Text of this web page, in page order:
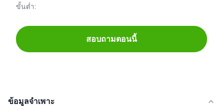
ขั้นต่ำ:
สอบถามตอนนี้
ข้อมูลจำเพาะ